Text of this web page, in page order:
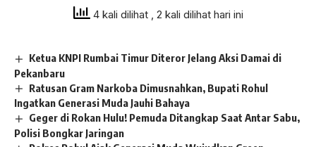
4 kali dilihat
, 2 kali dilihat hari ini
Ketua KNPI Rumbai Timur Diteror Jelang Aksi Damai di
Pekanbaru
Ratusan Gram Narkoba Dimusnahkan, Bupati Rohul
Ingatkan Generasi Muda Jauhi Bahaya
Geger di Rokan Hulu! Pemuda Ditangkap Saat Antar Sabu,
Polisi Bongkar Jaringan